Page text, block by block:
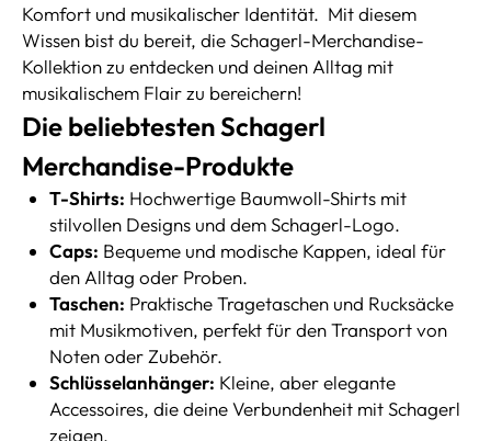
Komfort und musikalischer Identität. Mit diesem
Wissen bist du bereit, die Schagerl-Merchandise-
Kollektion zu entdecken und deinen Alltag mit
musikalischem Flair zu bereichern!
Die beliebtesten Schagerl
Merchandise-Produkte
T-Shirts: Hochwertige Baumwoll-Shirts mit
stilvollen Designs und dem Schagerl-Logo.
Caps: Bequeme und modische Kappen, ideal für
den Alltag oder Proben.
Taschen: Praktische Tragetaschen und Rucksäcke
mit Musikmotiven, perfekt für den Transport von
Noten oder Zubehör.
Schlüsselanhänger: Kleine, aber elegante
Accessoires, die deine Verbundenheit mit Schagerl
zeigen.